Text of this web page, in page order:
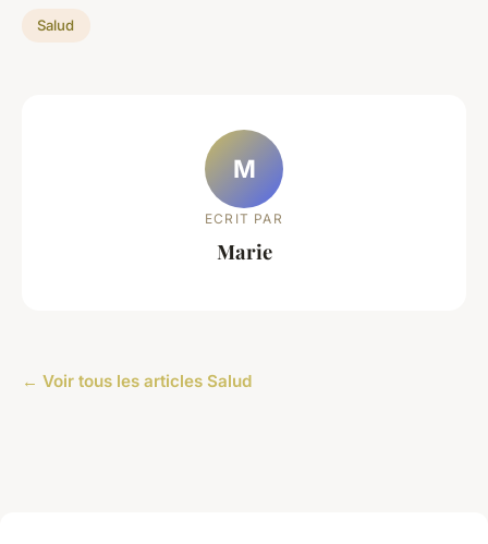
Salud
M
ECRIT PAR
Marie
← Voir tous les articles Salud